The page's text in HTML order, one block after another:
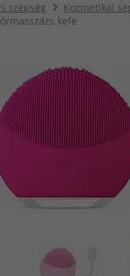
szépség
Kozmetikai
kefe